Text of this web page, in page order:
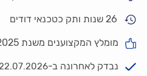
26 שנות ותק כטכנאי דודים
מומלץ המקצוענים משנת 2025
נבדק לאחרונה ב-